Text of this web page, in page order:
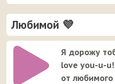
Любимой 💜
Я дорожу
love you-u-u!
от